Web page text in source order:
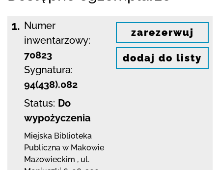
1. Numer
inwentarzowy:
70823
Sygnatura:
94(438).082
Status: Do
wypożyczenia
Miejska Biblioteka
Publiczna w Makowie
Mazowieckim , ul.
zarezerwuj
dodaj do listy